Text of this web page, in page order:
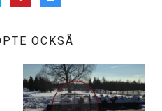
OCKSÅ